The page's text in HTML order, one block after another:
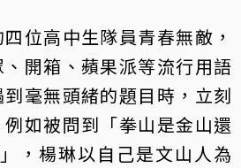
位高中生隊員青春無敵，
開箱、蘋果派等流行用語
毫無頭緒的題目時，立刻
如被問到「拳山是金山還
，楊琳以自己是文山人為